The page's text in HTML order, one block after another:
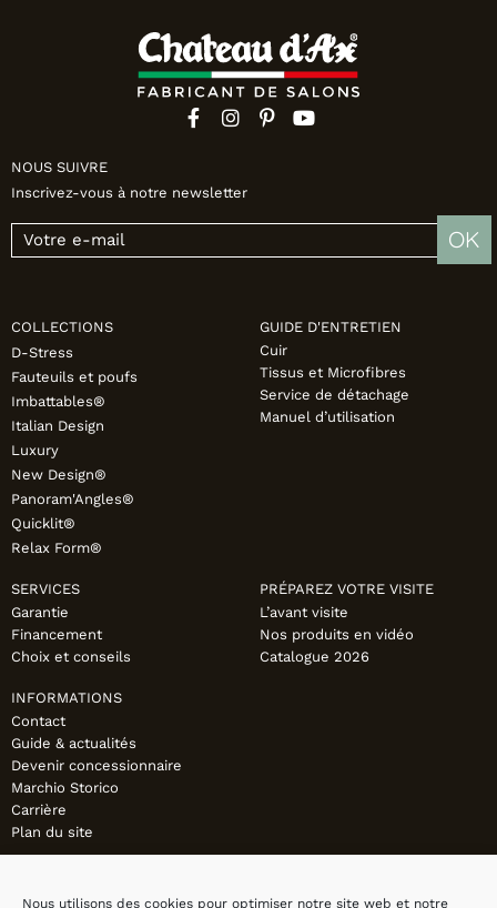
Nous utilisons des cookies pour optimiser notre site web et notre
NOUS SUIVRE
Inscrivez-vous à notre newsletter
OK
COLLECTIONS
D-Stress
Fauteuils et poufs
Imbattables®
Italian Design
Luxury
New Design®
Panoram'Angles®
Quicklit®
Relax Form®
GUIDE D'ENTRETIEN
Cuir
Tissus et Microfibres
Service de détachage
Manuel d’utilisation
SERVICES
Garantie
Financement
Choix et conseils
PRÉPAREZ VOTRE VISITE
L’avant visite
Nos produits en vidéo
Catalogue 2026
INFORMATIONS
Contact
Guide & actualités
Devenir concessionnaire
Marchio Storico
Carrière
Plan du site